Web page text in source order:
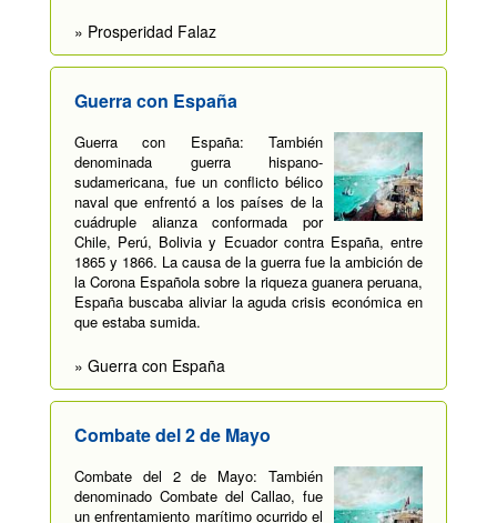
» Prosperidad Falaz
Guerra con España
Guerra con España: También
denominada guerra hispano-
sudamericana, fue un conflicto bélico
naval que enfrentó a los países de la
cuádruple alianza conformada por
Chile, Perú, Bolivia y Ecuador contra España, entre
1865 y 1866. La causa de la guerra fue la ambición de
la Corona Española sobre la riqueza guanera peruana,
España buscaba aliviar la aguda crisis económica en
que estaba sumida.
» Guerra con España
Combate del 2 de Mayo
Combate del 2 de Mayo: También
denominado Combate del Callao, fue
un enfrentamiento marítimo ocurrido el